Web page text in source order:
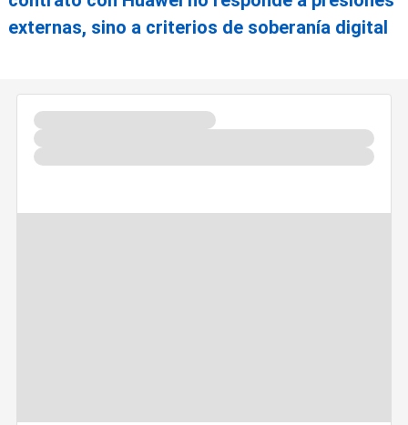
externas, sino a criterios de soberanía digital